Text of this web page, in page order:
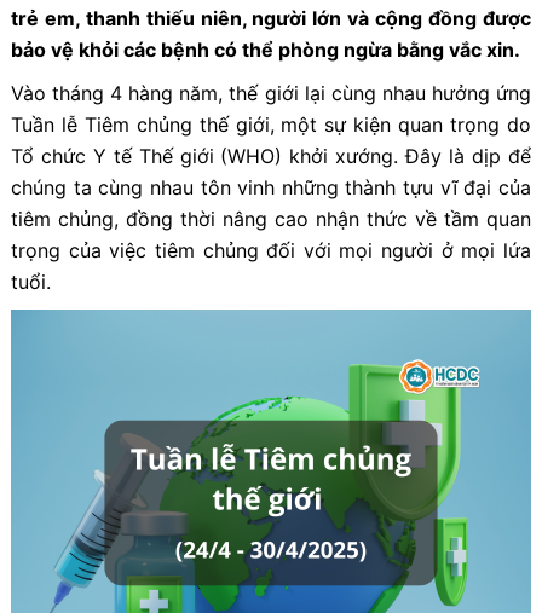
trẻ em, thanh thiếu niên, người lớn và cộng đồng được
bảo vệ khỏi các bệnh có thể phòng ngừa bằng vắc xin.
Vào tháng 4 hàng năm, thế giới lại cùng nhau hưởng ứng
Tuần lễ Tiêm chủng thế giới, một sự kiện quan trọng do
Tổ chức Y tế Thế giới (WHO) khởi xướng. Đây là dịp để
chúng ta cùng nhau tôn vinh những thành tựu vĩ đại của
tiêm chủng, đồng thời nâng cao nhận thức về tầm quan
trọng của việc tiêm chủng đối với mọi người ở mọi lứa
tuổi.